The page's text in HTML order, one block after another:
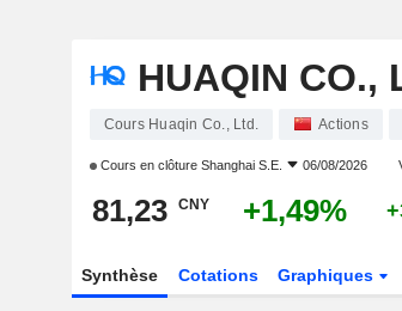
HUAQIN CO.,
Cours Huaqin Co., Ltd. Actions
Cours en clôture Shanghai S.E. 06/08/2026
81,23 CNY +1,49%
Synthèse Cotations Graphiques